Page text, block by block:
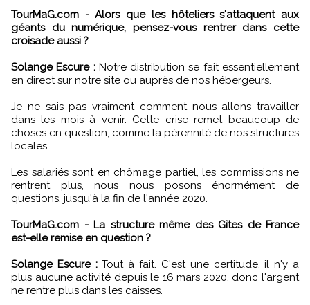
TourMaG.com - Alors que les hôteliers s'attaquent aux
géants du numérique, pensez-vous rentrer dans cette
croisade aussi ?
Solange Escure :Notre distribution se fait essentiellement
en direct sur notre site ou auprès de nos hébergeurs.
Je ne sais pas vraiment comment nous allons travailler
dans les mois à venir. Cette crise remet beaucoup de
choses en question, comme la pérennité de nos structures
locales.
Les salariés sont en chômage partiel, les commissions ne
rentrent plus, nous nous posons énormément de
questions, jusqu'à la fin de l'année 2020.
TourMaG.com - La structure même des Gîtes de France
est-elle remise en question ?
Solange Escure :Tout à fait. C'est une certitude, il n'y a
plus aucune activité depuis le 16 mars 2020, donc l'argent
ne rentre plus dans les caisses.